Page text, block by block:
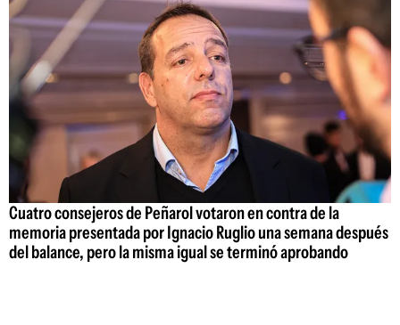
Cuatro consejeros de Peñarol votaron en contra de la
memoria presentada por Ignacio Ruglio una semana después
del balance, pero la misma igual se terminó aprobando